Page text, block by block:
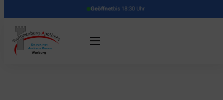
Geöffnetbis 18:30 Uhr